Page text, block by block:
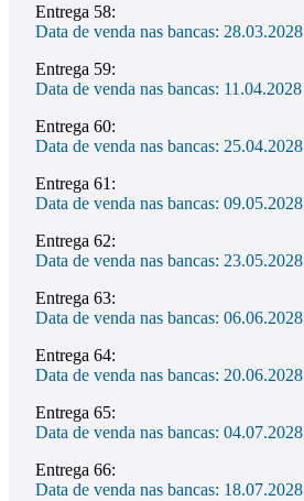
Entrega 58:
Data de venda nas bancas: 28.03.2028
Entrega 59:
Data de venda nas bancas: 11.04.2028
Entrega 60:
Data de venda nas bancas: 25.04.2028
Entrega 61:
Data de venda nas bancas: 09.05.2028
Entrega 62:
Data de venda nas bancas: 23.05.2028
Entrega 63:
Data de venda nas bancas: 06.06.2028
Entrega 64:
Data de venda nas bancas: 20.06.2028
Entrega 65:
Data de venda nas bancas: 04.07.2028
Entrega 66:
Data de venda nas bancas: 18.07.2028